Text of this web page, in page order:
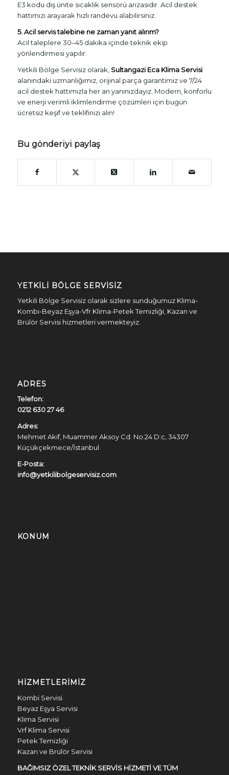
E3 kodu dış ünite sıcaklık sensörü arızasıdır. Acil destek
hattımızı arayarak hızlı randevu alabilirsiniz.
5. Acil servis talebine ne zaman yanıt alırım?
Acil taleplere 30–45 dakika içinde teknik ekip
yönlendirmesi yapılır.
Yetkili Bölge Servisiz olarak, Sultangazi Eca Klima Servisi
alanındaki uzmanlığımız, orijinal parça garantimiz ve 7/24
acil destek hattımızla her an yanınızdayız. Modern, konforlu
ve enerji verimli iklimlendirme çözümleri için bugün
ücretsiz keşif ve teklifinizi alın!
Bu gönderiyi paylaş
YETKILI BÖLGE SERVISIZ
Yetkili Bölge Servisiz olarak sizlere sunduğumuz Klima-
Kombi-Beyaz Eşya-Vfr Klima-Petek Temizliği, Kazan ve
Brülör Servisi hizmetleri vermekteyiz.
ADRES
Telefon:
0212 630 27 46
Adres:
Mehmet Akif, Muammer Aksoy Cd. No:24 D:c, 34307
Küçükçekmece/İstanbul
E-Posta:
info@yetkilibolgeservisiz.com
KONUM
HIZMETLERIMIZ
Kombi Servisi
Beyaz Eşya Servisi
Klima Servisi
Vrf Klima Servisi
Petek Temizliği
Kazan ve Brülör Servisi
BAĞIMSIZ ÖZEL TEKNİK SERVİS HİZMETİ VE TÜM